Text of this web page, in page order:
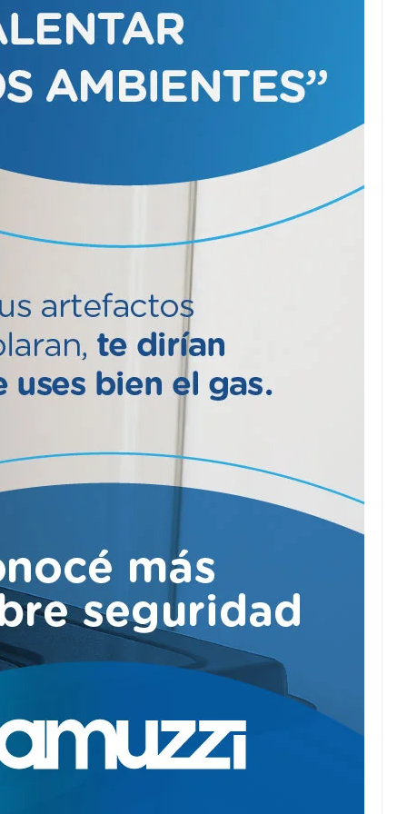
Entregaron 271
escrituras.
Sin olvidarse de
Pellitta
Puente Innova:
Convenio para su